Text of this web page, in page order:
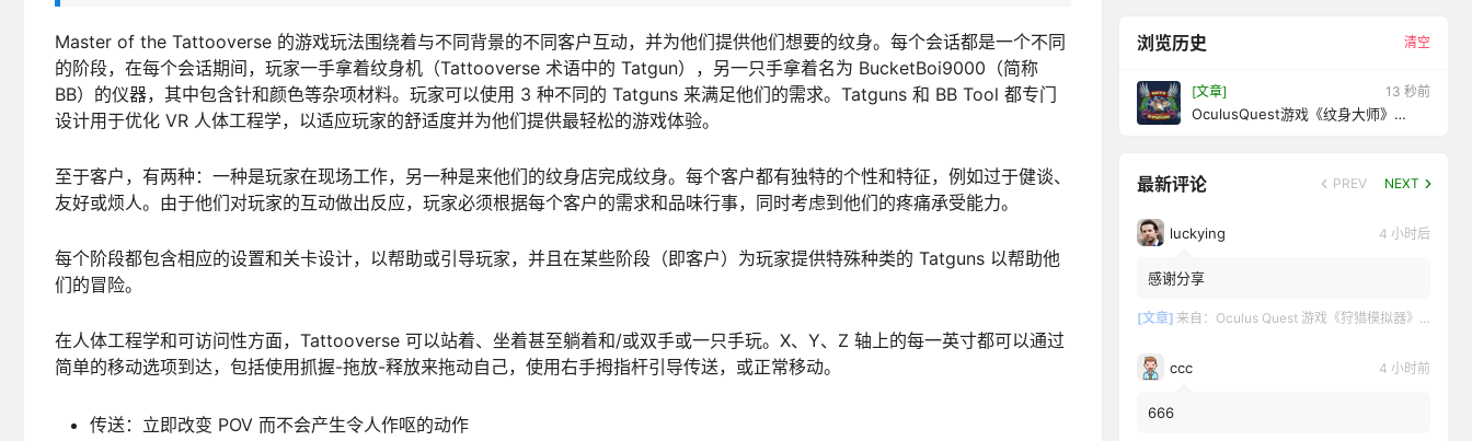
Master of the Tattooverse 的游戏玩法围绕着与不同背景的不同客户互动，并为他们提供他们想要的纹身。每个会话都是一个不同
的阶段，在每个会话期间，玩家一手拿着纹身机（Tattooverse 术语中的 Tatgun），另一只手拿着名为 BucketBoi9000（简称
BB）的仪器，其中包含针和颜色等杂项材料。玩家可以使用 3 种不同的 Tatguns 来满足他们的需求。Tatguns 和 BB Tool 都专门
设计用于优化 VR 人体工程学，以适应玩家的舒适度并为他们提供最轻松的游戏体验。
至于客户，有两种：一种是玩家在现场工作，另一种是来他们的纹身店完成纹身。每个客户都有独特的个性和特征，例如过于健谈、
友好或烦人。由于他们对玩家的互动做出反应，玩家必须根据每个客户的需求和品味行事，同时考虑到他们的疼痛承受能力。
每个阶段都包含相应的设置和关卡设计，以帮助或引导玩家，并且在某些阶段（即客户）为玩家提供特殊种类的 Tatguns 以帮助他
们的冒险。
在人体工程学和可访问性方面，Tattooverse 可以站着、坐着甚至躺着和/或双手或一只手玩。X、Y、Z 轴上的每一英寸都可以通过
简单的移动选项到达，包括使用抓握-拖放-释放来拖动自己，使用右手拇指杆引导传送，或正常移动。
传送：立即改变 POV 而不会产生令人作呕的动作
浏览历史 清空
[文章] 15 秒前
OculusQuest游戏《纹身大师》
最新评论 PREV NEXT
luckying 4 小时后
感谢分享
[文章] 来自： Oculus Quest 游戏《狩猎模拟器》Hunting Simulator
ccc 4 小时前
666